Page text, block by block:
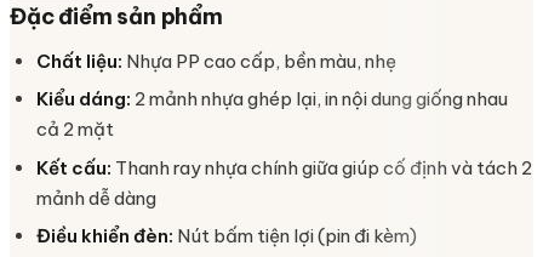
Đặc điểm sản phẩm
Chất liệu: Nhựa PP cao cấp, bền màu, nhẹ
Kiểu dáng: 2 mảnh nhựa ghép lại, in nội dung giống nhau
cả 2 mặt
Kết cấu: Thanh ray nhựa chính giữa giúp cố định và tách 2
mảnh dễ dàng
Điều khiển đèn: Nút bấm tiện lợi (pin đi kèm)